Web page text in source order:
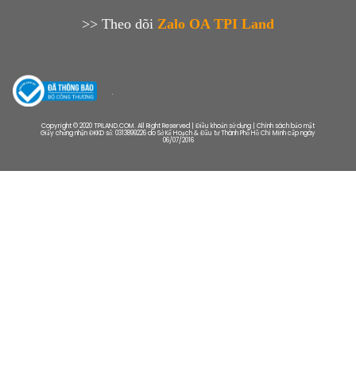
>> Theo dõi Zalo OA TPI Land
Copyright © 2020 TPILAND.COM. All Right Reserved | Điều khoản sử dụng | Chính sách bảo mật
Giấy chứng nhận ĐKKD số: 0313899226 do Sở Kế Hoạch & Đầu tư Thành Phố Hồ Chí Minh cấp ngày
06/07/2016